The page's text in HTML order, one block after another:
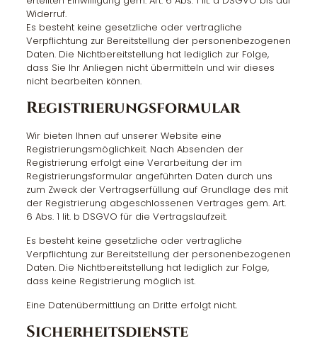
Widerruf.
Es besteht keine gesetzliche oder vertragliche
Verpflichtung zur Bereitstellung der personenbezogenen
Daten. Die Nichtbereitstellung hat lediglich zur Folge,
dass Sie Ihr Anliegen nicht übermitteln und wir dieses
nicht bearbeiten können.
Registrierungsformular
Wir bieten Ihnen auf unserer Website eine
Registrierungsmöglichkeit. Nach Absenden der
Registrierung erfolgt eine Verarbeitung der im
Registrierungsformular angeführten Daten durch uns
zum Zweck der Vertragserfüllung auf Grundlage des mit
der Registrierung abgeschlossenen Vertrages gem. Art.
6 Abs. 1 lit. b DSGVO für die Vertragslaufzeit.
Es besteht keine gesetzliche oder vertragliche
Verpflichtung zur Bereitstellung der personenbezogenen
Daten. Die Nichtbereitstellung hat lediglich zur Folge,
dass keine Registrierung möglich ist.
Eine Datenübermittlung an Dritte erfolgt nicht.
Sicherheitsdienste